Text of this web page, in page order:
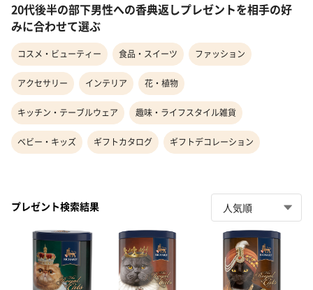
20代後半の部下男性への香典返しプレゼントを相手の好
みに合わせて選ぶ
コスメ・ビューティー 食品・スイーツ ファッション
アクセサリー インテリア 花・植物
キッチン・テーブルウェア 趣味・ライフスタイル雑貨
ベビー・キッズ ギフトカタログ ギフトデコレーション
プレゼント検索結果